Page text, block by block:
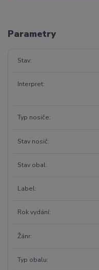
Parametry
Stav
Interpret
Typ nosiče
Stav nosič
Stav obal
Label
Rok vydání
Žánr
Typ obalu